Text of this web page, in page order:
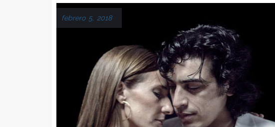
febrero 5, 2018